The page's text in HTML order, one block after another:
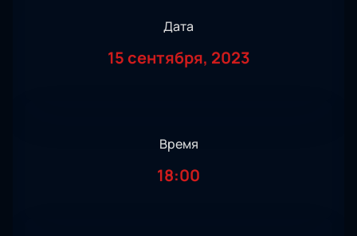
Дата
15 сентября, 2023
Время
18:00